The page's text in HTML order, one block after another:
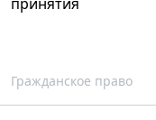
Гражданское право